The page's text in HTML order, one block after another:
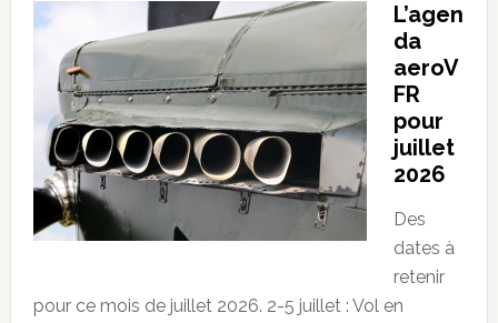
L’agen
da
aeroV
FR
pour
juillet
2026
Des
dates à
retenir
pour ce mois de juillet 2026. 2-5 juillet : Vol en